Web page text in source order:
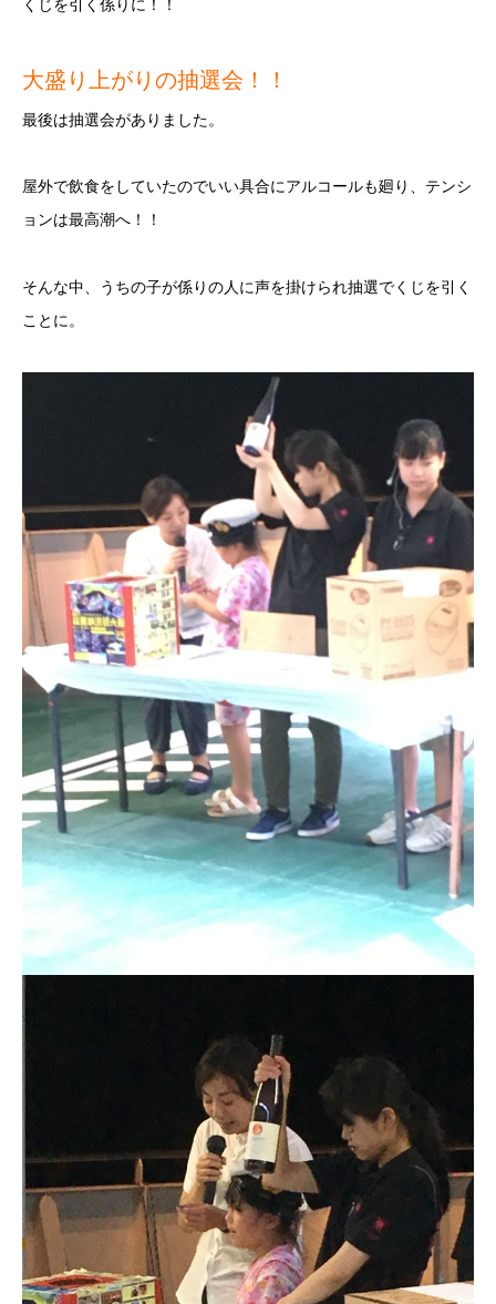
くじを引く係りに！！
大盛り上がりの抽選会！！
最後は抽選会がありました。
屋外で飲食をしていたのでいい具合にアルコールも廻り、テンシ
ョンは最高潮へ！！
そんな中、うちの子が係りの人に声を掛けられ抽選でくじを引く
ことに。